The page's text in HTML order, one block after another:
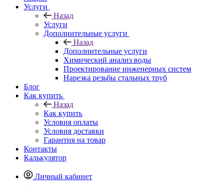
Услуги
Назад
Услуги
Дополнительные услуги
Назад
Дополнительные услуги
Химический анализ воды
Проектирование инженерных систем
Нарезка резьбы стальных труб
Блог
Как купить
Назад
Как купить
Условия оплаты
Условия доставки
Гарантия на товар
Контакты
Калькулятор
Личный кабинет